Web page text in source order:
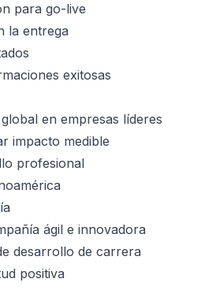
para go-live
la entrega
exitosas
en empresas líderes
impacto medible
profesional
ágil e innovadora
desarrollo de carrera
positiva